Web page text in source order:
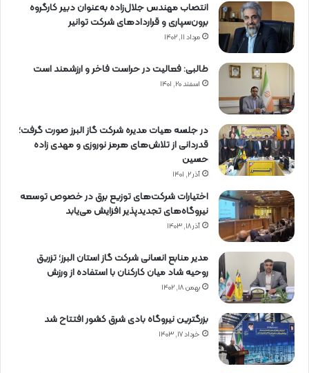
انتصاب مهندس جلال‌زاده به‌عنوان دبیر كارگروه
برون‌سپاری و قراردادهای شركت توانیر
مرداد ۱۱, ۱۴۰۲
طالبی: فعالیت در حراست فاخر و ارزشمند است
اسفند ۲۰, ۱۴۰۱
در جلسه هیات مدیره شرکت گاز البرز صورت گرفت؛
قدردانی از تلاش‌های هرمز نوروزی و مهدی زاده
حسین
آذر ۲, ۱۴۰۱
اختیارات شرکت‌های توزیع برق در خصوص توسعه
نیروگاه‌های تجدیدپذیر افزایش می‌یابد
آذر ۱۸, ۱۴۰۳
مدیر منابع انسانی شرکت گاز استان البرز؛ تزریق
روحیه شاد میان کارکنان با استفاده از ورزش
بهمن ۱۸, ۱۴۰۲
بزرگترین نیروگاه بادی شرق کشور افتتاح شد
خرداد ۱۷, ۱۴۰۳